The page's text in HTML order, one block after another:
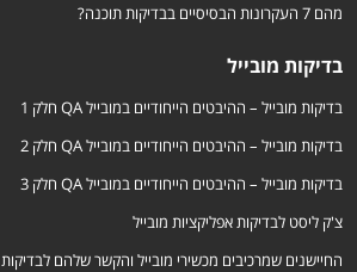
מהם 7 העקרונות הבסיסיים בבדיקות תוכנה?
בדיקות מובייל
בדיקות מובייל – ההיבטים הייחודיים במובייל QA חלק 1
בדיקות מובייל – ההיבטים הייחודיים במובייל QA חלק 2
בדיקות מובייל – ההיבטים הייחודיים במובייל QA חלק 3
צ'ק ליסט לבדיקות אפליקציות מובייל
החיישנים שמרכיבים מכשירי מובייל והקשר שלהם לבדיקות qa